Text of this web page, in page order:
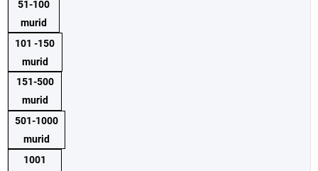
51-100
murid
101 -150
murid
151-500
murid
501-1000
murid
1001